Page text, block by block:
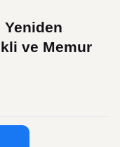
Yeniden
ve Memur